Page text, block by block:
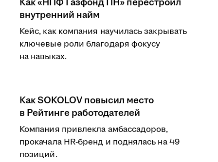
внутренний найм
Кейс, как компания научилась закрывать
ключевые роли благодаря фокусу
на навыках.
Как SOKOLOV повысил место
в Рейтинге работодателей
Компания привлекла амбассадоров,
прокачала HR-бренд и поднялась на 49
позиций.